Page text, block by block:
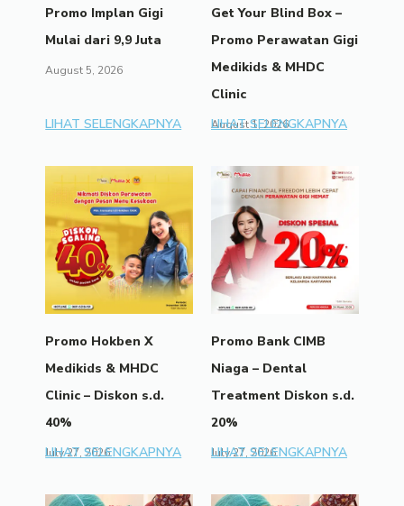
Promo Implan Gigi
Mulai dari 9,9 Juta
August 5, 2026
LIHAT SELENGKAPNYA
Get Your Blind Box –
Promo Perawatan Gigi
Medikids & MHDC
Clinic
August 1, 2026
LIHAT SELENGKAPNYA
Promo Hokben X
Medikids & MHDC
Clinic – Diskon s.d.
40%
July 27, 2026
LIHAT SELENGKAPNYA
Promo Bank CIMB
Niaga – Dental
Treatment Diskon s.d.
20%
July 27, 2026
LIHAT SELENGKAPNYA